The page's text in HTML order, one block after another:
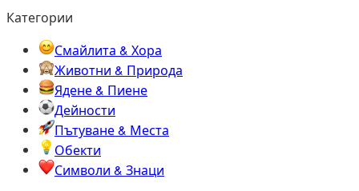
Категории
Смайлита & Хора
Животни & Природа
Ядене & Пиене
Дейности
Пътуване & Места
Обекти
Символи & Знаци